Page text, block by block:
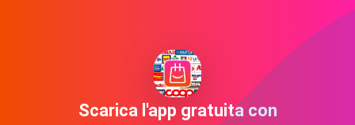
Scarica l'app gratuita con